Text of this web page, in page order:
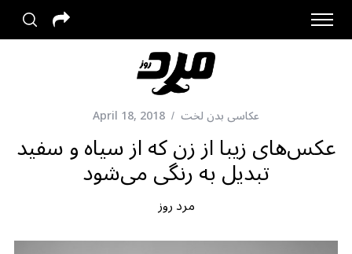
عکاسی بدن لخت April 18, 2018
عکس‌های زیبا از زن که از سیاه و سفید
تبدیل به رنگی می‌شود
مرد روز